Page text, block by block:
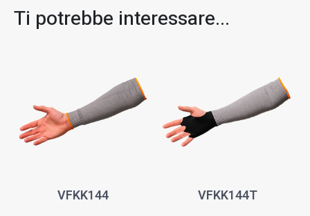
Ti potrebbe interessare...​
VFKK144 VFKK144T